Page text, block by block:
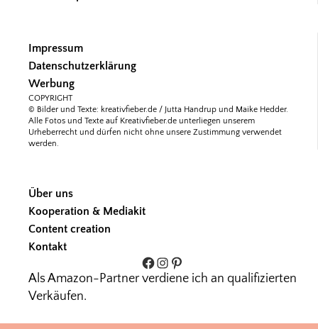
Impressum
Datenschutzerklärung
Werbung
COPYRIGHT
© Bilder und Texte: kreativfieber.de / Jutta Handrup und Maike Hedder.
Alle Fotos und Texte auf Kreativfieber.de unterliegen unserem
Urheberrecht und dürfen nicht ohne unsere Zustimmung verwendet
werden.
Über uns
Kooperation & Mediakit
Content creation
Kontakt
Facebook
Instagram
Pinterest
Als Amazon-Partner verdiene ich an qualifizierten
Verkäufen.